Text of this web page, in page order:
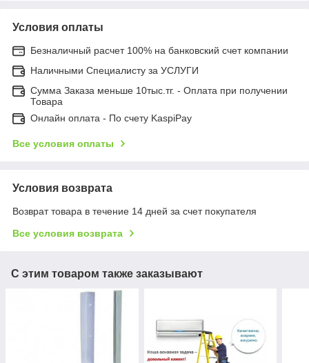
Условия оплаты
Безналичный расчет 100% на банковский счет компании
Наличными Специалисту за УСЛУГИ
Сумма Заказа меньше 10тыс.тг. - Оплата при получении
Товара
Онлайн оплата - По счету KaspiPay
Все условия оплаты
Условия возврата
Возврат товара в течение 14 дней за счет покупателя
Все условия возврата
С этим товаром также заказывают